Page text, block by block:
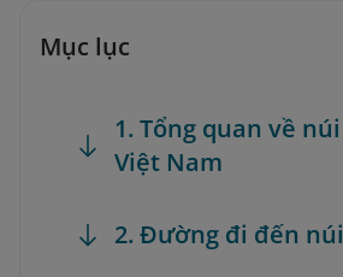
Mục lục
1. Tổng quan về
Việt Nam
2. Đường đi đến